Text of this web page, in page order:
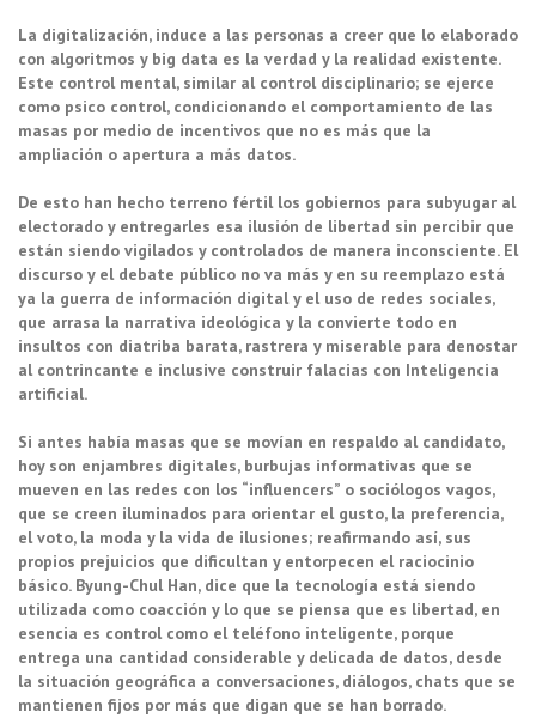
La digitalización, induce a las personas a creer que lo elaborado
con algoritmos y big data es la verdad y la realidad existente.
Este control mental, similar al control disciplinario; se ejerce
como psico control, condicionando el comportamiento de las
masas por medio de incentivos que no es más que la
ampliación o apertura a más datos.
De esto han hecho terreno fértil los gobiernos para subyugar al
electorado y entregarles esa ilusión de libertad sin percibir que
están siendo vigilados y controlados de manera inconsciente. El
discurso y el debate público no va más y en su reemplazo está
ya la guerra de información digital y el uso de redes sociales,
que arrasa la narrativa ideológica y la convierte todo en
insultos con diatriba barata, rastrera y miserable para denostar
al contrincante e inclusive construir falacias con Inteligencia
artificial.
Si antes había masas que se movían en respaldo al candidato,
hoy son enjambres digitales, burbujas informativas que se
mueven en las redes con los “influencers” o sociólogos vagos,
que se creen iluminados para orientar el gusto, la preferencia,
el voto, la moda y la vida de ilusiones; reafirmando así, sus
propios prejuicios que dificultan y entorpecen el raciocinio
básico. Byung-Chul Han, dice que la tecnología está siendo
utilizada como coacción y lo que se piensa que es libertad, en
esencia es control como el teléfono inteligente, porque
entrega una cantidad considerable y delicada de datos, desde
la situación geográfica a conversaciones, diálogos, chats que se
mantienen fijos por más que digan que se han borrado.